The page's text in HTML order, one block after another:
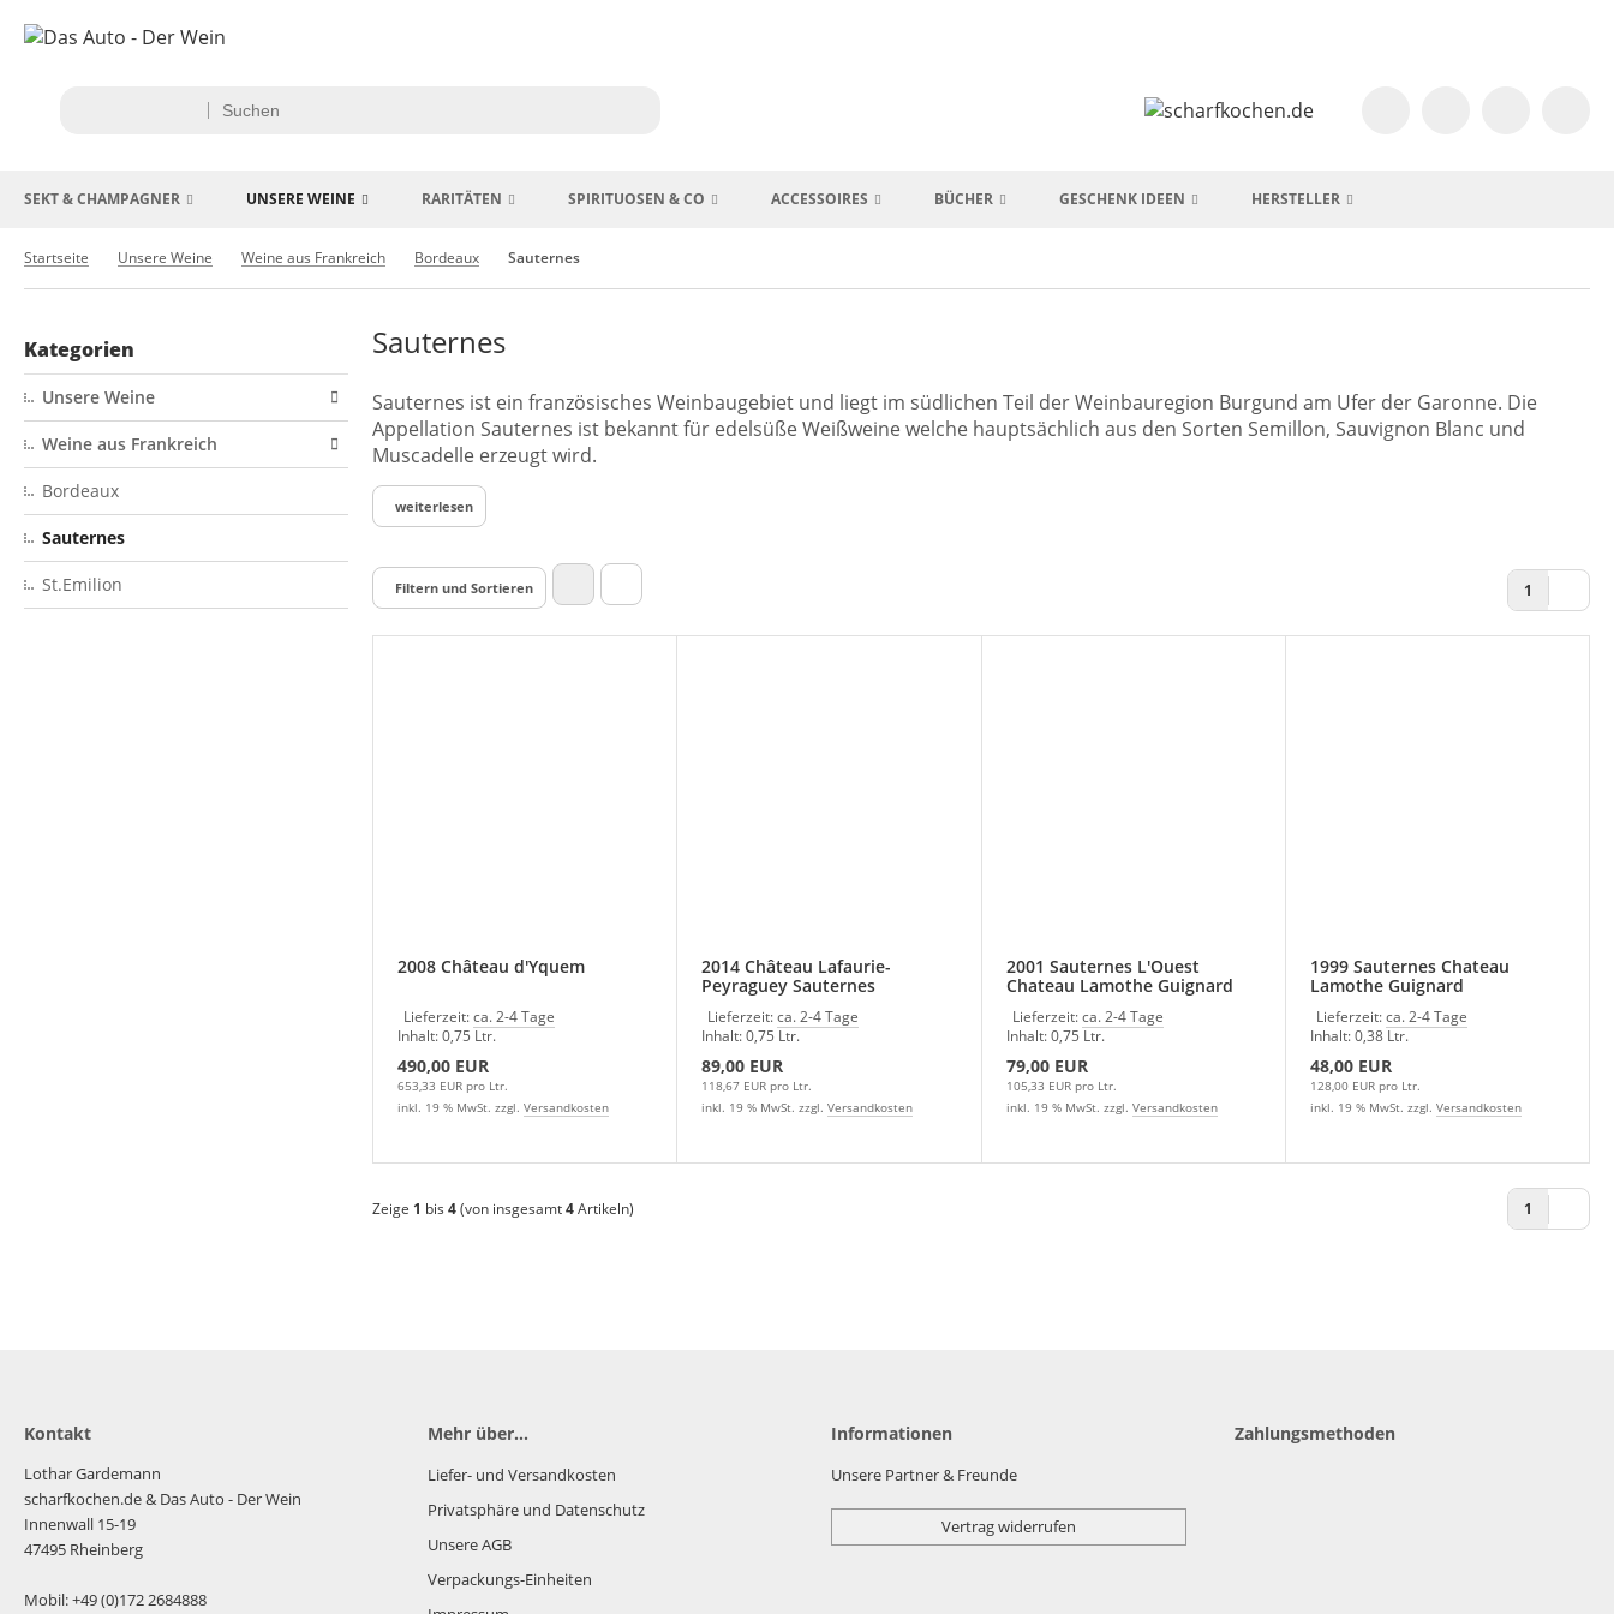
SEKT & CHAMPAGNER UNSERE WEINE RARITÄTEN SPIRITUOSEN & CO ACCESSOIRES BÜCHER GESCHENK IDEEN HERSTELLER
Startseite Unsere Weine Weine aus Frankreich Bordeaux Sauternes
Kategorien
Unsere Weine
Weine aus Frankreich
Bordeaux
Sauternes
St.Emilion
Sauternes
Sauternes ist ein französisches Weinbaugebiet und liegt im südlichen Teil der Weinbauregion Burgund am Ufer der Garonne. Die
Appellation Sauternes ist bekannt für edelsüße Weißweine welche hauptsächlich aus den Sorten Semillon, Sauvignon Blanc und
Muscadelle erzeugt wird.
weiterlesen
Filtern und Sortieren 1
2008 Château d'Yquem
Lieferzeit:ca. 2-4 Tage
Inhalt: 0,75 Ltr.
490,00 EUR
653,33 EUR pro Ltr.
inkl. 19 % MwSt. zzgl. Versandkosten
2014 Château Lafaurie-
Peyraguey Sauternes
Lieferzeit:ca. 2-4 Tage
Inhalt: 0,75 Ltr.
89,00 EUR
118,67 EUR pro Ltr.
inkl. 19 % MwSt. zzgl.Versandkosten
2001 Sauternes L'Ouest
Chateau Lamothe Guignard
Lieferzeit:ca. 2-4 Tage
Inhalt: 0,75 Ltr.
79,00 EUR
105,33 EUR pro Ltr.
inkl. 19 % MwSt. zzgl. Versandkosten
1999 Sauternes Chateau
Lamothe Guignard
Lieferzeit:ca. 2-4 Tage
Inhalt: 0,38 Ltr.
48,00 EUR
128,00 EUR pro Ltr.
inkl. 19 % MwSt. zzgl. Versandkosten
Zeige 1 bis 4(von insgesamt4Artikeln) 1
Kontakt
Lothar Gardemann
scharfkochen.de& Das Auto - Der Wein
Innenwall 15-19
47495 Rheinberg
Mobil: +49 (0)172 2684888
Mehr über...
Liefer- und Versandkosten
Privatsphäre und Datenschutz
Unsere AGB
Verpackungs-Einheiten
Informationen
Unsere Partner & Freunde
Vertrag widerrufen
Zahlungsmethoden